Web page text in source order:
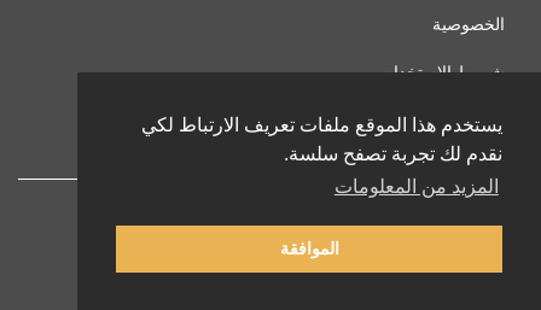
يستخدم هذا الموقع ملفات تعريف الارتباط لكي
نقدم لك تجربة تصفح سلسة.
المزيد من المعلومات
الموافقة
الخصوصية
شروط الإستخدام
اتصل بنا
© 2002-2026 lernu.net |Impressum